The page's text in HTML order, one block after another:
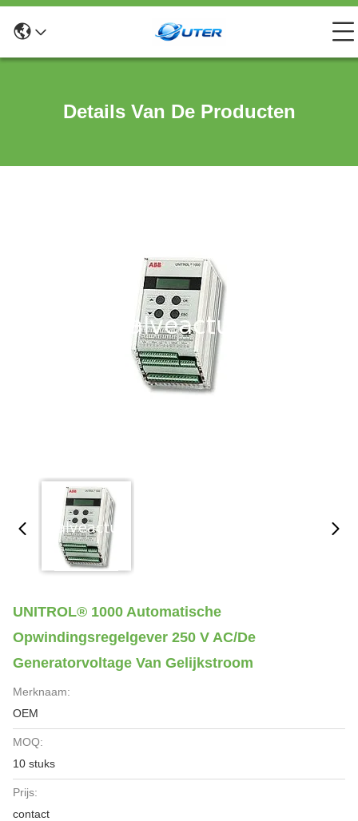
Details Van De Producten
UNITROL® 1000 Automatische
Opwindingsregelgever 250 V AC/de
Generatorvoltage Van Gelijkstroom
Merknaam:
OEM
MOQ:
10 stuks
Prijs:
contact